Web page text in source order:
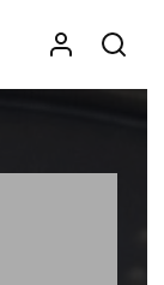
Esneca TV
el